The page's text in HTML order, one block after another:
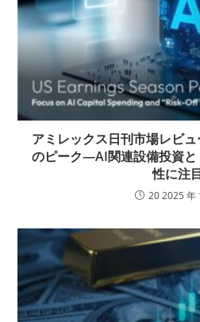
アミレックス日刊市場レビ
のピーク―AI関連設備投資と
性に注
20 2025 年